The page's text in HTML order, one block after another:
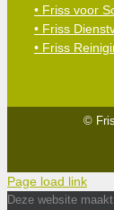
• Friss voor
• Friss
• Friss
©
Page load link
Deze website